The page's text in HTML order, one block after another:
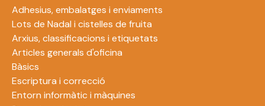
Adhesius, embalatges i enviaments
Lots de Nadal i cistelles de fruita
Arxius, classificacions i etiquetats
Articles generals d'oficina
Bàsics
Escriptura i correcció
Entorn informàtic i màquines